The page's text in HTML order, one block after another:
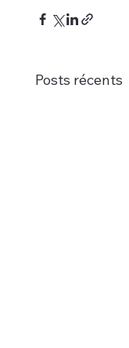
Posts récents